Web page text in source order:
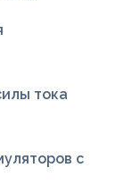
тока
с